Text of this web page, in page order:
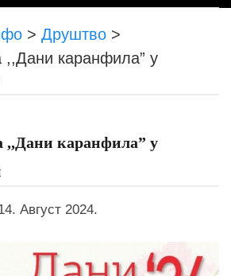
> Друштво >
,,Дани каранфила” у
,,Дани каранфила” у
Август 2024.